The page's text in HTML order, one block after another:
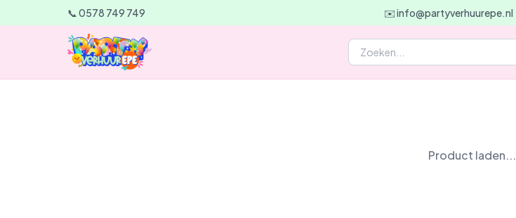
📞 0578 749 749 ✉️ info@partyverhuurepe.nl
Product laden...